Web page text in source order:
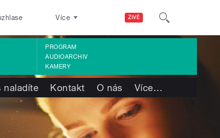
ŽIVĚ
Více
PROGRAM
AUDIOARCHIV
KAMERY
naladíte Kontakt O nás Více…